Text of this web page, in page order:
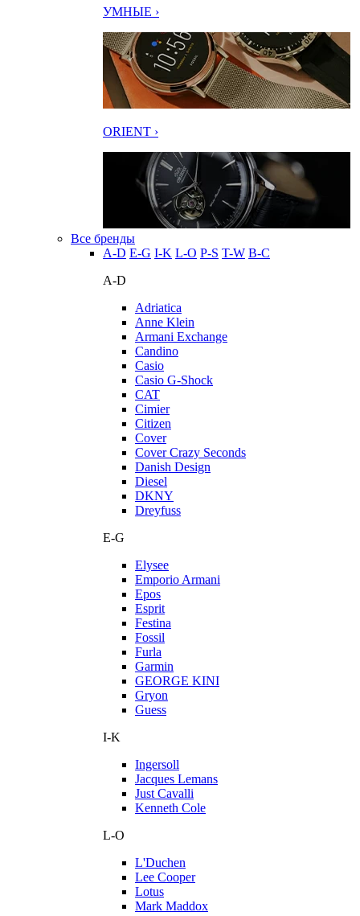
УМНЫЕ ›
ORIENT ›
Все бренды
A-D E-G I-K L-O P-S T-W В-С
A-D
Adriatica
Anne Klein
Armani Exchange
Candino
Casio
Casio G-Shock
CAT
Cimier
Citizen
Cover
Cover Crazy Seconds
Danish Design
Diesel
DKNY
Dreyfuss
E-G
Elysee
Emporio Armani
Epos
Esprit
Festina
Fossil
Furla
Garmin
GEORGE KINI
Gryon
Guess
I-K
Ingersoll
Jacques Lemans
Just Cavalli
Kenneth Cole
L-O
L'Duchen
Lee Cooper
Lotus
Mark Maddox